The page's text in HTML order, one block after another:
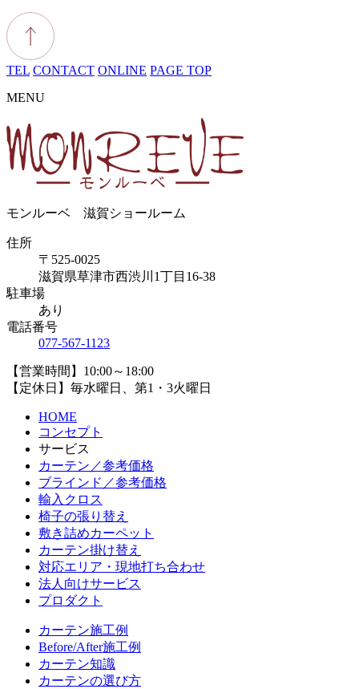
TEL CONTACT ONLINE PAGE TOP
MENU
モンルーベ 滋賀ショールーム
住所
〒525-0025
滋賀県草津市西渋川1丁目16-38
駐車場
あり
電話番号
077-567-1123
【営業時間】10:00～18:00
【定休日】毎水曜日、第1・3火曜日
HOME
コンセプト
サービス
カーテン／参考価格
ブラインド／参考価格
輸入クロス
椅子の張り替え
敷き詰めカーペット
カーテン掛け替え
対応エリア・現地打ち合わせ
法人向けサービス
プロダクト
カーテン施工例
Before/After施工例
カーテン知識
カーテンの選び方